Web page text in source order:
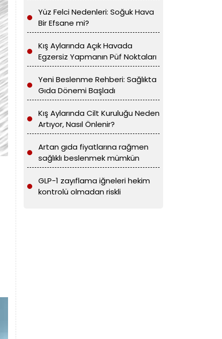
Yüz Felci Nedenleri: Soğuk Hava
Bir Efsane mi?
Kış Aylarında Açık Havada
Egzersiz Yapmanın Püf Noktaları
Yeni Beslenme Rehberi: Sağlıkta
Gıda Dönemi Başladı
Kış Aylarında Cilt Kuruluğu Neden
Artıyor, Nasıl Önlenir?
Artan gıda fiyatlarına rağmen
sağlıklı beslenmek mümkün
GLP-1 zayıflama iğneleri hekim
kontrolü olmadan riskli